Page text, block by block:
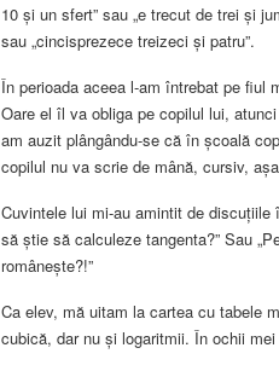
10 și un sfert” sau „e trecut de trei și
sau „cincisprezece treizeci și patru”.
În perioada aceea l-am întrebat pe fiul
Oare el îl va obliga pe copilul lui,
am auzit plângându-se că în școală
copilul nu va scrie de mână, cursiv,
Cuvintele lui mi-au amintit de
să știe să calculeze tangenta?” Sau
românește?!”
Ca elev, mă uitam la cartea cu tabele
cubică, dar nu și logaritmii. În ochii